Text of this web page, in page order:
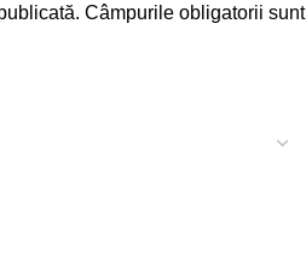
Câmpurile obligatorii sunt